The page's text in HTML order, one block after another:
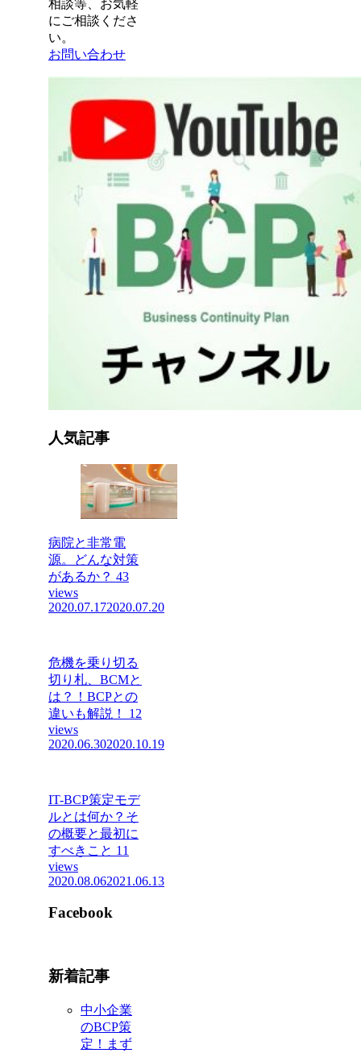
相談等、お気軽
にご相談くださ
い。
お問い合わせ
人気記事
病院と非常電
源。どんな対策
があるか？ 43
views
2020.07.172020.07.20
危機を乗り切る
切り札、BCMと
は？！BCPとの
違いも解説！
12
views
2020.06.302020.10.19
IT-BCP策定モデ
ルとは何か？そ
の概要と最初に
すべきこと 11
views
2020.08.062021.06.13
Facebook
新着記事
中小企業
のBCP策
定！まず